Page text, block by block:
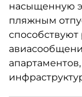
насыщенную
пляжным